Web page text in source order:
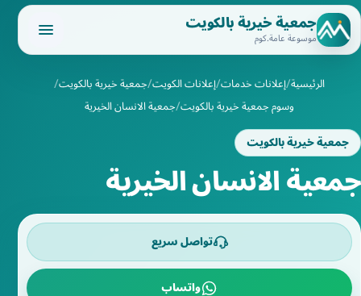
جمعية خيرية بالكويت
موسوعة عامة.كوم
الرئيسية إعلانات خدمات إعلانات الكويت جمعية خيرية بالكويت
وسوم جمعية خيرية بالكويت جمعية الانسان الخيرية
جمعية خيرية بالكويت
جمعية الانسان الخيرية
تواصل سريع
واتساب